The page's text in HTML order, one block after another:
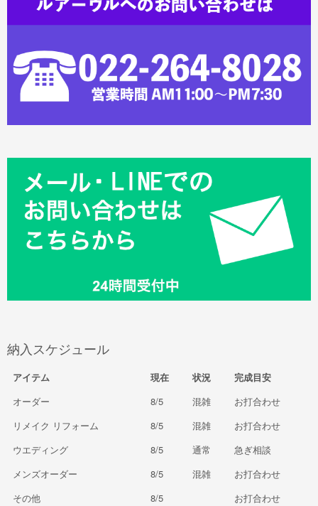
納入スケジュール
アイテム 現在 状況
完成目安
オーダー
8/5 混雑
お打合わせ
リメイク リフォーム
8/5 混雑
お打合わせ
ウエディング
8/5 通常
急ぎ相談
メンズオーダー
8/5 混雑
お打合わせ
その他
8/5 お打合わせ